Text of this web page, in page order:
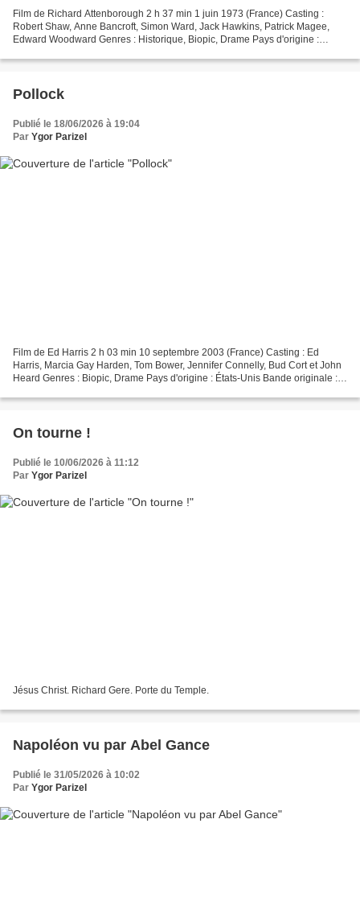
Film de Richard Attenborough 2 h 37 min 1 juin 1973 (France) Casting :
Robert Shaw, Anne Bancroft, Simon Ward, Jack Hawkins, Patrick Magee,
Edward Woodward Genres : Historique, Biopic, Drame Pays d'origine :
Pollock
Publié le 18/06/2026 à 19:04
Par Ygor Parizel
Film de Ed Harris 2 h 03 min 10 septembre 2003 (France) Casting : Ed
Harris, Marcia Gay Harden, Tom Bower, Jennifer Connelly, Bud Cort et John
Heard Genres : Biopic, Drame Pays d'origine : États-Unis Bande originale :
On tourne !
Publié le 10/06/2026 à 11:12
Par Ygor Parizel
Jésus Christ. Richard Gere. Porte du Temple.
Napoléon vu par Abel Gance
Publié le 31/05/2026 à 10:02
Par Ygor Parizel